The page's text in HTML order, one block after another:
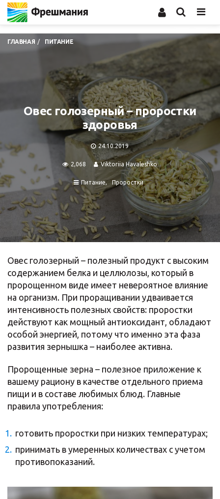
ГЛАВНАЯ ПИТАНИЕ
Овес голозерный – проростки
здоровья
24.10.2019
2,068 Viktoriia Havaleshko
Питание Проростки
Овес голозерный – полезный продукт с высоким
содержанием белка и целлюлозы, который в
пророщенном виде имеет невероятное влияние
на организм. При проращивании удваивается
интенсивность полезных свойств: проростки
действуют как мощный антиоксидант, обладают
особой энергией, потому что именно эта фаза
развития зернышка – наиболее активна.
Пророщенные зерна – полезное приложение к
вашему рациону в качестве отдельного приема
пищи и в составе любимых блюд. Главные
правила употребления:
готовить проростки при низких температурах;
принимать в умеренных количествах с учетом
противопоказаний.